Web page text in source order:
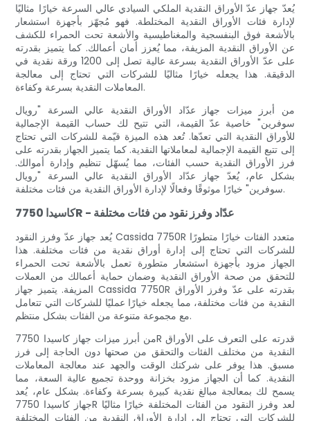
يُعدّ جهاز عدّ الأوراق النقدية الملكي السيادي عالي السرعة خيارًا مثاليًا
لإدارة فئات الأوراق النقدية المختلطة. فهو مُجهّز بأجهزة استشعار
بالأشعة فوق البنفسجية والمغناطيسية والأشعة تحت الحمراء للكشف
عن الأوراق النقدية المزيفة، مما يُعزز أمان أعمالك. كما يتميز بقدرته
على عدّ الأوراق النقدية بسرعة عالية تصل إلى 1200 ورقة نقدية في
الدقيقة. هذا يجعله خيارًا مثاليًا للشركات التي تحتاج إلى معالجة
المعاملات النقدية بسرعة وكفاءة.
من أبرز ميزات جهاز عدّاد الأوراق النقدية عالي السرعة "رويال
سوفرين" خاصية عدّ القيمة، التي تتيح لك حساب القيمة الإجمالية
للأوراق النقدية التي تعدّها. تُعد هذه الميزة قيّمة للشركات التي تحتاج
إلى تتبع القيمة الإجمالية لمعاملاتها النقدية. كما يتميز الجهاز بقدرته على
فرز الأوراق النقدية حسب الفئات، مما يُسهّل تنظيم وإدارة أموالك.
بشكل عام، يُعدّ جهاز عدّاد الأوراق النقدية عالي السرعة "رويال
سوفرين" خيارًا موثوقًا وفعالًا لإدارة الأوراق النقدية من فئات مختلفة.
كاسيدا 7750R - عدّاد وفرز نقود من فئات مختلفة
يُعد جهاز عدّ وفرز النقود Cassida 7750R متعدد الفئات خيارًا متطورًا
للشركات التي تحتاج إلى إدارة أوراق نقدية من فئات مختلفة. هذا
الجهاز مزود بأجهزة استشعار متطورة تعمل بالأشعة تحت الحمراء
للتحقق من صحة الأوراق النقدية وضمان حماية أعمالك من العملات
المزيفة. يتميز جهاز Cassida 7750R بقدرته على عدّ وفرز الأوراق
النقدية من فئات مختلفة، مما يجعله خيارًا عمليًا للشركات التي تتعامل
مع مجموعة متنوعة من الفئات بشكل منتظم.
من أبرز ميزات جهاز كاسيدا 7750R قدرته على التعرف على الأوراق
النقدية من مختلف الفئات والتحقق من صحتها دون الحاجة إلى فرز
مسبق. هذا يوفر على شركتك الوقت والجهد عند معالجة المعاملات
النقدية. كما أن الجهاز مزود بخزانة ووحدة تجميع عالية السعة، مما
يسمح لك بمعالجة مبالغ نقدية كبيرة بسرعة وكفاءة. بشكل عام، يُعد
جهاز كاسيدا 7750R لعد وفرز النقود من الفئات المختلفة خيارًا مثاليًا
للشركات التي تحتاج إلى إدارة الأوراق النقدية من الفئات المختلفة